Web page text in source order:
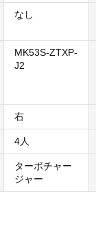
なし
MK53S-ZTXP-
J2
右
4人
ターボチャー
ジャー